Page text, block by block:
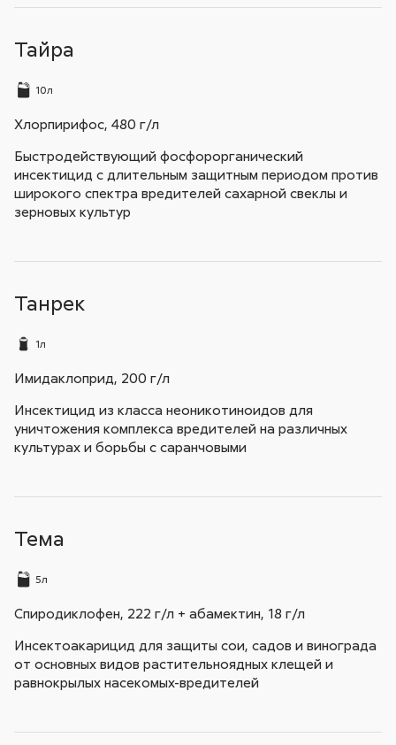
Тайра
10л
Хлорпирифос, 480 г/л
Быстродействующий фосфорорганический
инсектицид с длительным защитным периодом против
широкого спектра вредителей сахарной свеклы и
зерновых культур
Танрек
1л
Имидаклоприд, 200 г/л
Инсектицид из класса неоникотиноидов для
уничтожения комплекса вредителей на различных
культурах и борьбы с саранчовыми
Тема
5л
Спиродиклофен, 222 г/л + абамектин, 18 г/л
Инсектоакарицид для защиты сои, садов и винограда
от основных видов растительноядных клещей и
равнокрылых насекомых-вредителей